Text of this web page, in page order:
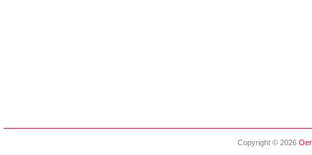
Copyright © 2026